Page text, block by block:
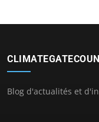
Blog d'actualités et